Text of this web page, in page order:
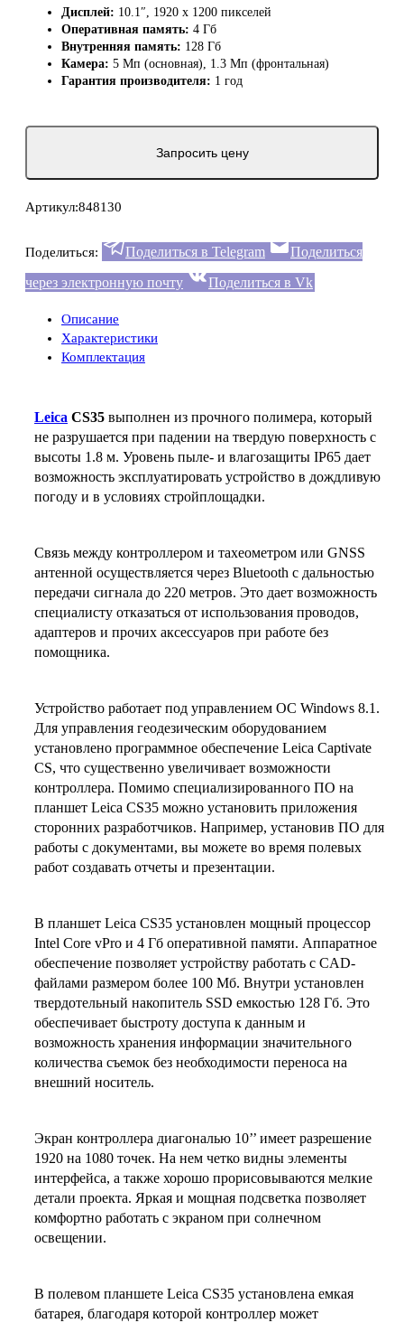
Дисплей: 10.1″, 1920 x 1200 пикселей
Оперативная память: 4 Гб
Внутренняя память: 128 Гб
Камера: 5 Мп (основная), 1.3 Мп (фронтальная)
Гарантия производителя: 1 год
Запросить цену
Артикул:848130
Поделиться: Поделиться в Telegram
Поделиться
через электронную почту
Поделиться в Vk
Описание
Характеристики
Комплектация
Leica CS35 выполнен из прочного полимера, который
не разрушается при падении на твердую поверхность с
высоты 1.8 м. Уровень пыле- и влагозащиты IP65 дает
возможность эксплуатировать устройство в дождливую
погоду и в условиях стройплощадки.
Связь между контроллером и тахеометром или GNSS
антенной осуществляется через Bluetooth с дальностью
передачи сигнала до 220 метров. Это дает возможность
специалисту отказаться от использования проводов,
адаптеров и прочих аксессуаров при работе без
помощника.
Устройство работает под управлением OC Windows 8.1.
Для управления геодезическим оборудованием
установлено программное обеспечение Leica Captivate
CS, что существенно увеличивает возможности
контроллера. Помимо специализированного ПО на
планшет Leica CS35 можно установить приложения
сторонних разработчиков. Например, установив ПО для
работы с документами, вы можете во время полевых
работ создавать отчеты и презентации.
В планшет Leica CS35 установлен мощный процессор
Intel Core vPro и 4 Гб оперативной памяти. Аппаратное
обеспечение позволяет устройству работать с CAD-
файлами размером более 100 Мб. Внутри установлен
твердотельный накопитель SSD емкостью 128 Гб. Это
обеспечивает быстроту доступа к данным и
возможность хранения информации значительного
количества съемок без необходимости переноса на
внешний носитель.
Экран контроллера диагональю 10’’ имеет разрешение
1920 на 1080 точек. На нем четко видны элементы
интерфейса, а также хорошо прорисовываются мелкие
детали проекта. Яркая и мощная подсветка позволяет
комфортно работать с экраном при солнечном
освещении.
В полевом планшете Leica CS35 установлена емкая
батарея, благодаря которой контроллер может